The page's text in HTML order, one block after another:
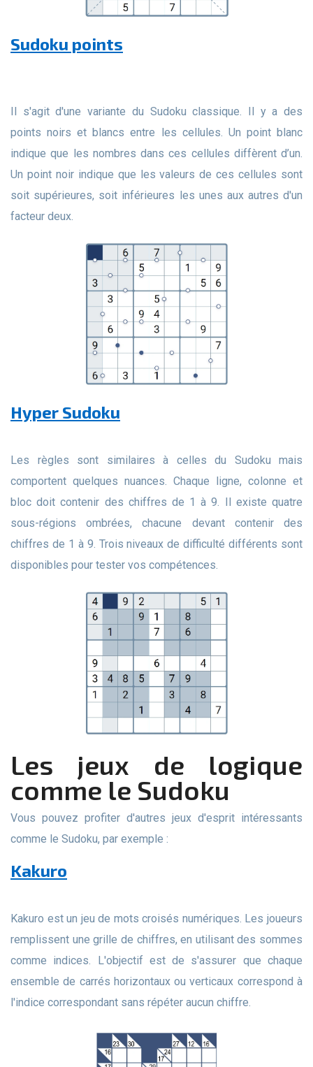
Sudoku points
Il s'agit d'une variante du Sudoku classique. Il y a des
points noirs et blancs entre les cellules. Un point blanc
indique que les nombres dans ces cellules diffèrent d’un.
Un point noir indique que les valeurs de ces cellules sont
soit supérieures, soit inférieures les unes aux autres d'un
facteur deux.
Hyper Sudoku
Les règles sont similaires à celles du Sudoku mais
comportent quelques nuances. Chaque ligne, colonne et
bloc doit contenir des chiffres de 1 à 9. Il existe quatre
sous-régions ombrées, chacune devant contenir des
chiffres de 1 à 9. Trois niveaux de difficulté différents sont
disponibles pour tester vos compétences.
Les jeux de logique
comme le Sudoku
Vous pouvez profiter d'autres jeux d'esprit intéressants
comme le Sudoku, par exemple :
Kakuro
Kakuro est un jeu de mots croisés numériques. Les joueurs
remplissent une grille de chiffres, en utilisant des sommes
comme indices. L'objectif est de s'assurer que chaque
ensemble de carrés horizontaux ou verticaux correspond à
l'indice correspondant sans répéter aucun chiffre.